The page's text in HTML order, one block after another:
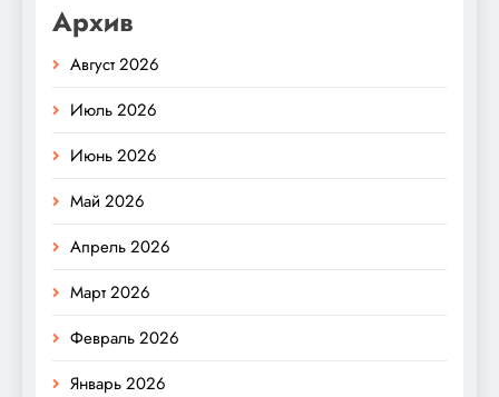
Архив
Август 2026
Июль 2026
Июнь 2026
Май 2026
Апрель 2026
Март 2026
Февраль 2026
Январь 2026